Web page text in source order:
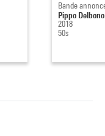
Bande
Pippo Delbono
2018
50s